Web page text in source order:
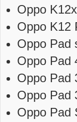
Oppo
Oppo K12
Oppo Pad
Oppo Pad
Oppo Pad
Oppo Pad
Oppo Pad